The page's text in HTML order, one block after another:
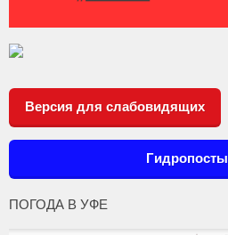
Версия для слабовидящих
Гидропосты
ПОГОДА В УФЕ